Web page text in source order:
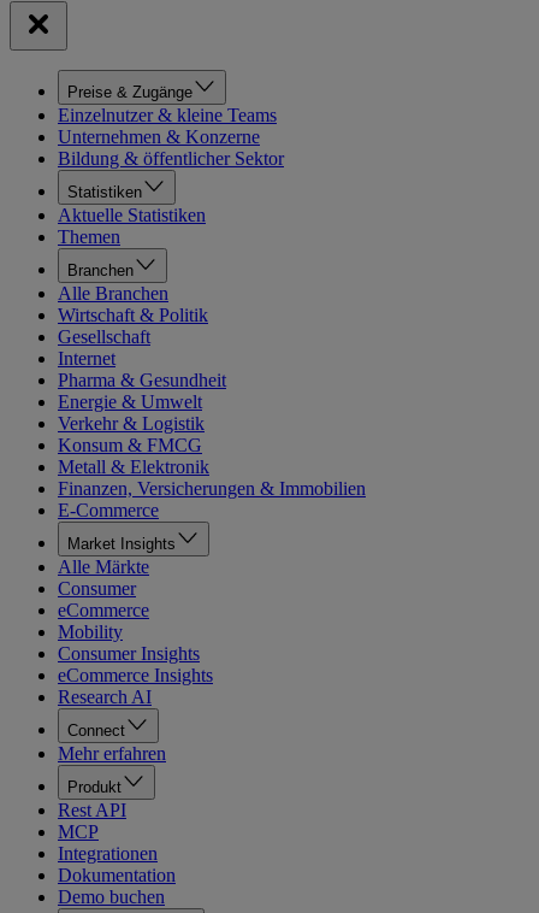
Preise & Zugänge
Einzelnutzer & kleine Teams
Unternehmen & Konzerne
Bildung & öffentlicher Sektor
Statistiken
Aktuelle Statistiken
Themen
Branchen
Alle Branchen
Wirtschaft & Politik
Gesellschaft
Internet
Pharma & Gesundheit
Energie & Umwelt
Verkehr & Logistik
Konsum & FMCG
Metall & Elektronik
Finanzen, Versicherungen & Immobilien
E-Commerce
Market Insights
Alle Märkte
Consumer
eCommerce
Mobility
Consumer Insights
eCommerce Insights
Research AI
Connect
Mehr erfahren
Produkt
Rest API
MCP
Integrationen
Dokumentation
Demo buchen